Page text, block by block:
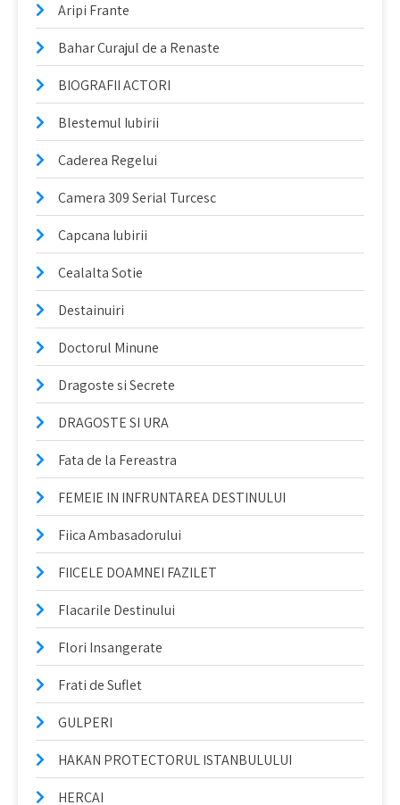
Aripi Frante
Bahar Curajul de a Renaste
BIOGRAFII ACTORI
Blestemul Iubirii
Caderea Regelui
Camera 309 Serial Turcesc
Capcana Iubirii
Cealalta Sotie
Destainuiri
Doctorul Minune
Dragoste si Secrete
DRAGOSTE SI URA
Fata de la Fereastra
FEMEIE IN INFRUNTAREA DESTINULUI
Fiica Ambasadorului
FIICELE DOAMNEI FAZILET
Flacarile Destinului
Flori Insangerate
Frati de Suflet
GULPERI
HAKAN PROTECTORUL ISTANBULULUI
HERCAI